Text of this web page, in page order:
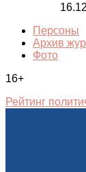
Персоны
Архив
Фото
16+
Рейтинг